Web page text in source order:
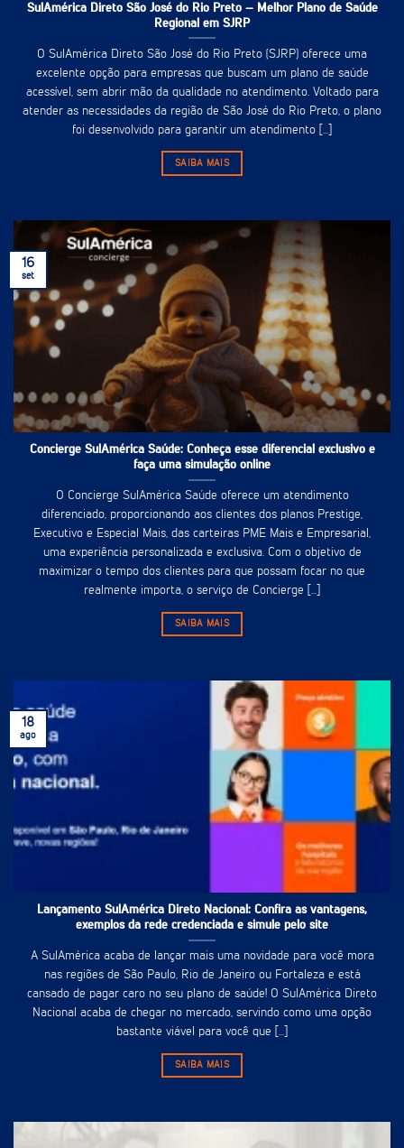
SulAmérica Direto São José do Rio Preto – Melhor Plano de Saúde
Regional em SJRP
O SulAmérica Direto São José do Rio Preto (SJRP) oferece uma
excelente opção para empresas que buscam um plano de saúde
acessível, sem abrir mão da qualidade no atendimento. Voltado para
atender as necessidades da região de São José do Rio Preto, o plano
foi desenvolvido para garantir um atendimento [...]
SAIBA MAIS
Concierge SulAmérica Saúde: Conheça esse diferencial exclusivo e
faça uma simulação online
O Concierge SulAmérica Saúde oferece um atendimento
diferenciado, proporcionando aos clientes dos planos Prestige,
Executivo e Especial Mais, das carteiras PME Mais e Empresarial,
uma experiência personalizada e exclusiva. Com o objetivo de
maximizar o tempo dos clientes para que possam focar no que
realmente importa, o serviço de Concierge [...]
SAIBA MAIS
16
set
Lançamento SulAmérica Direto Nacional: Confira as vantagens,
exemplos da rede credenciada e simule pelo site
A SulAmérica acaba de lançar mais uma novidade para você mora
nas regiões de São Paulo, Rio de Janeiro ou Fortaleza e está
cansado de pagar caro no seu plano de saúde! O SulAmérica Direto
Nacional acaba de chegar no mercado, servindo como uma opção
bastante viável para você que [...]
SAIBA MAIS
18
ago